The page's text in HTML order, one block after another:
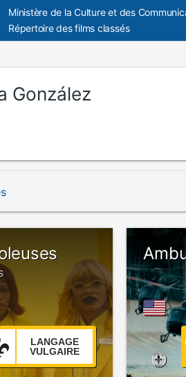
Ministère de la Culture et des
Répertoire des films classés
González
LANGAGE
VULGAIRE